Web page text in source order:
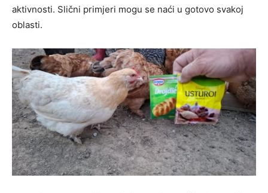
aktivnosti. Slični primjeri mogu se naći u gotovo svakoj
oblasti.